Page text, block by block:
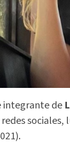
integrante de